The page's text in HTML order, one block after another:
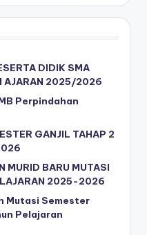
DIDIK SMA
AJARAN 2025/2026
Perpindahan
GANJIL TAHAP 2
MURID BARU MUTASI
2025-2026
Mutasi Semester
Pelajaran